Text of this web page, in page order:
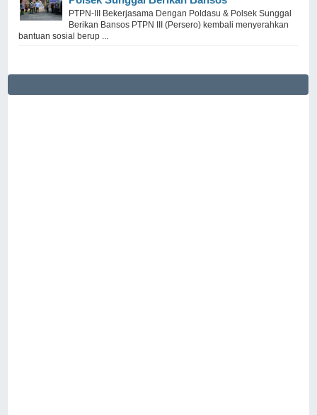
PTPN-III Bekerjasama Dengan Poldasu & Polsek Sunggal
Berikan Bansos PTPN III (Persero) kembali menyerahkan
bantuan sosial berup ...